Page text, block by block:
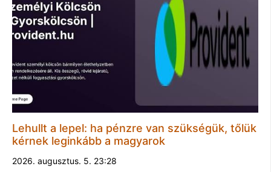
Lehullt a lepel: ha pénzre van szükségük, tőlük
kérnek leginkább a magyarok
2026. augusztus. 5. 23:28